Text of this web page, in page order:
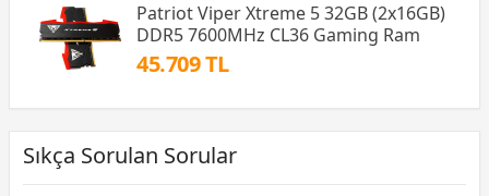
Patriot Viper Xtreme 5 32GB (2x16GB)
DDR5 7600MHz CL36 Gaming Ram
45.709 TL
Sıkça Sorulan Sorular